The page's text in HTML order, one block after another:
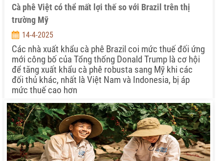
Cà phê Việt có thể mất lợi thế so với Brazil trên thị
trường Mỹ
14-4-2025
Các nhà xuất khẩu cà phê Brazil coi mức thuế đối ứng
mới công bố của Tổng thống Donald Trump là cơ hội
để tăng xuất khẩu cà phê robusta sang Mỹ khi các
đối thủ khác, nhất là Việt Nam và Indonesia, bị áp
mức thuế cao hơn